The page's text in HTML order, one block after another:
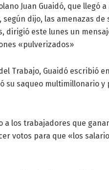
Juan Guaidó, que llegó
dijo, las amenazas
dirigió este lunes un
«pulverizados»
Trabajo, Guaidó escribió
su saqueo multimillonario y
a los trabajadores que
votos para que «los